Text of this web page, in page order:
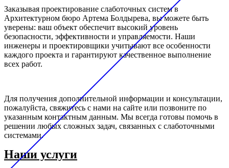
Заказывая проектирование слаботочных систем в
Архитектурном бюро Артема Болдырева, вы можете быть
уверены: ваш объект обеспечит высокий уровень
безопасности, эффективности и управляемости. Наши
инженеры и проектировщики учитывают все особенности
каждого проекта и гарантируют качественное выполнение
всех работ.
Для получения дополнительной информации и консультации,
пожалуйста, свяжитесь с нами на сайте или позвоните по
указанным контактным данным. Мы всегда готовы помочь в
решении любых сложных задач, связанных с слаботочными
системами.
Наши услуги